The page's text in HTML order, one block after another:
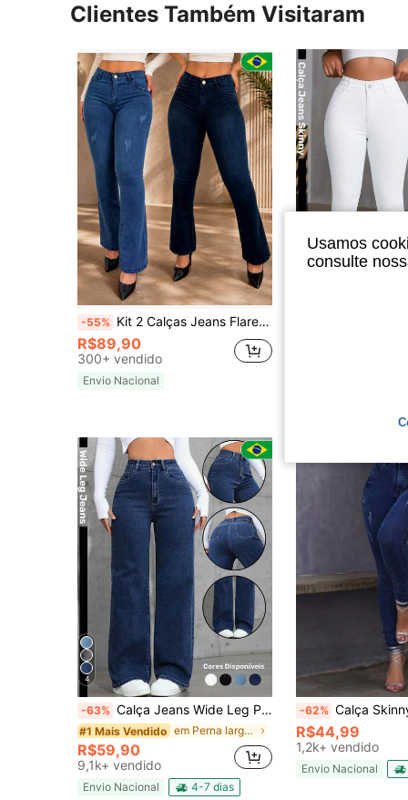
Clientes Também Visitaram
-55% Kit 2 Calças Jeans Flare Feminina Cintura Alta Levanta Bumbum com Elastano Modeladora Premium
R$89,90
300+ vendido
Envio Nacional
4
-63% Calça Jeans Wide Leg Pantalona Feminina Cintura Alta Tecido Premium Confortável Azul Escura
#1 Mais Vendido em Perna larga Calças jeans
R$59,90
9,1k+ vendido
Envio Nacional 4-7 dias
-62% Calça Skinny
R$44,99
1,2k+ vendido
Envio Nacional
Usamos
consulte